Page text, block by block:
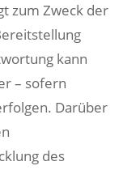
zum Zweck der
kann
– sofern
Darüber
des